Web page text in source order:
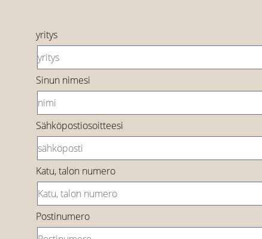
yritys
Sinun nimesi
Sähköpostiosoitteesi
Katu, talon numero
Postinumero